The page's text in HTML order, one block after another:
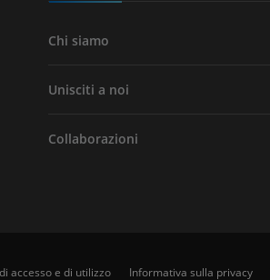
Chi siamo
Unisciti a noi
Collaborazioni
accesso e di utilizzo Informativa sulla privacy